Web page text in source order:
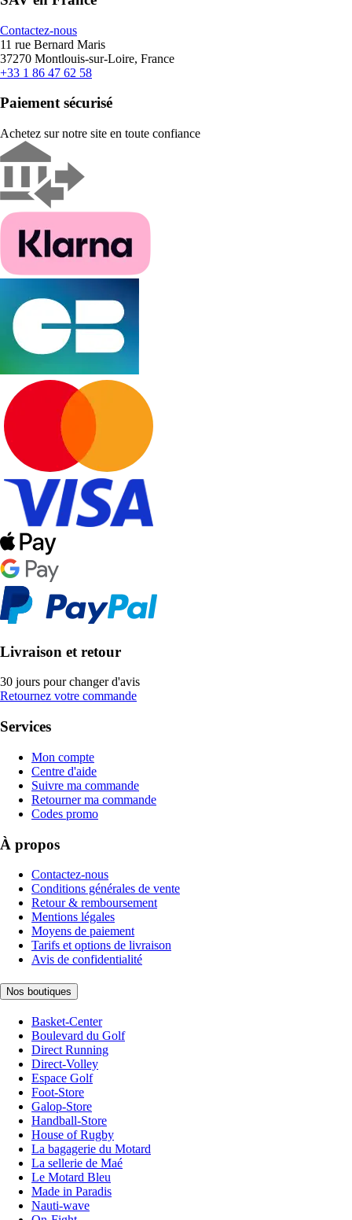
Contactez-nous
11 rue Bernard Maris
37270 Montlouis-sur-Loire, France
+33 1 86 47 62 58
Paiement sécurisé
Achetez sur notre site en toute confiance
Livraison et retour
30 jours pour changer d'avis
Retournez votre commande
Services
Mon compte
Centre d'aide
Suivre ma commande
Retourner ma commande
Codes promo
À propos
Contactez-nous
Conditions générales de vente
Retour & remboursement
Mentions légales
Moyens de paiement
Tarifs et options de livraison
Avis de confidentialité
Nos boutiques
Basket-Center
Boulevard du Golf
Direct Running
Direct-Volley
Espace Golf
Foot-Store
Galop-Store
Handball-Store
House of Rugby
La bagagerie du Motard
La sellerie de Maé
Le Motard Bleu
Made in Paradis
Nauti-wave